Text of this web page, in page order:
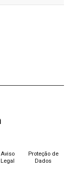
Aviso
Legal
Proteção de
Dados